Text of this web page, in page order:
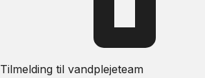
Tilmelding til vandplejeteam